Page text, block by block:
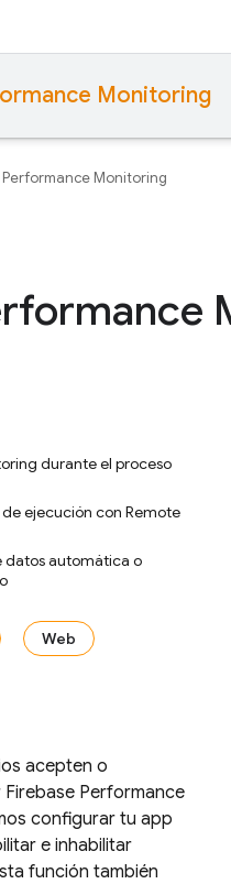
Monitoring
Performance Monitoring
durante el proceso
ejecución con Remote
datos automática o
Web
acepten o
Firebase Performance
configurar tu app
e inhabilitar
función también